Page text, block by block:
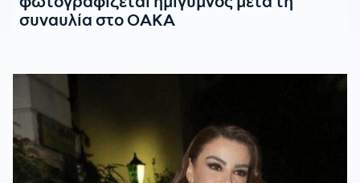
συναυλία στο ΟΑΚΑ